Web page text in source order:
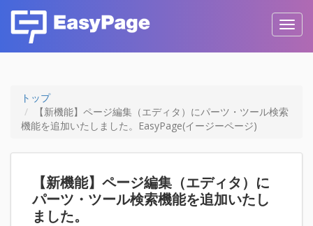
トップ
【新機能】ページ編集（エディタ）にパーツ・ツール検索
機能を追加いたしました。EasyPage(イージーページ)
【新機能】ページ編集（エディタ）に
パーツ・ツール検索機能を追加いたし
ました。